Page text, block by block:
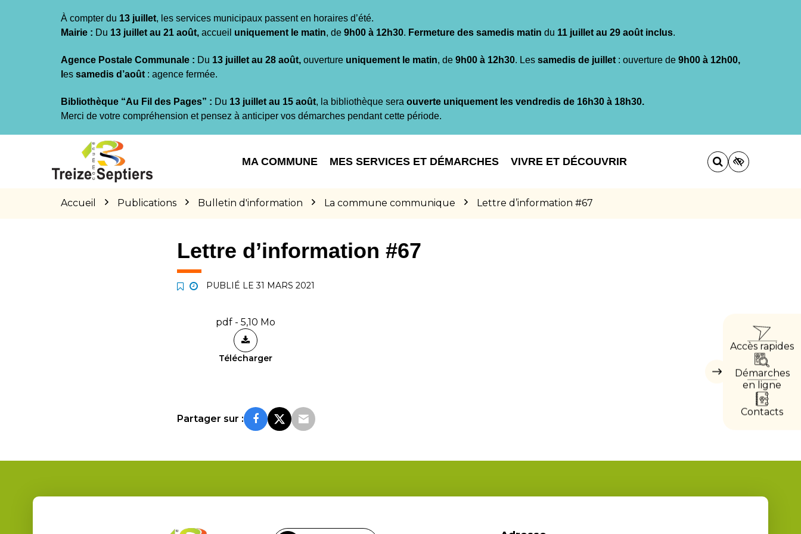
À compter du 13 juillet, les services municipaux passent en horaires d’été.
Mairie : Du 13 juillet au 21 août, accueil uniquement le matin, de 9h00 à 12h30. Fermeture des samedis matin du 11 juillet au 29 août inclus.
Agence Postale Communale : Du 13 juillet au 28 août, ouverture uniquement le matin, de 9h00 à 12h30. Les samedis de juillet : ouverture de 9h00 à 12h00,
es samedis d’août : agence fermée.
Bibliothèque “Au Fil des Pages” : Du 13 juillet au 15 août, la bibliothèque sera ouverte uniquement les vendredis de 16h30 à 18h30.
Merci de votre compréhension et pensez à anticiper vos démarches pendant cette période.
MA COMMUNE MES SERVICES ET DÉMARCHES VIVRE ET DÉCOUVRIR
Accueil Publications Bulletin d'information La commune communique Lettre d’information #67
Masquer
Accès rapides
Démarches
en ligne
Contacts
Lettre d’information #67
PUBLIÉ LE31 MARS 2021
pdf - 5,10 Mo
Télécharger
Partager sur :